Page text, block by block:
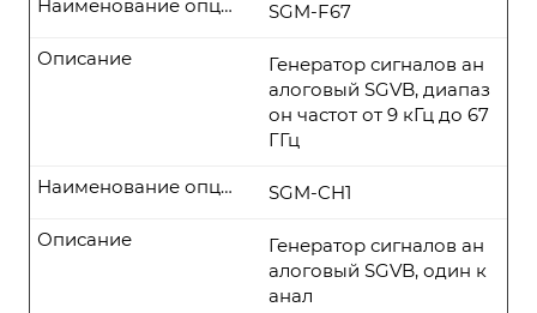
SGM-F67
Наименование опции
Генератор сигналов ан
алоговый SGVB, диапаз
он частот от 9 кГц до 67
ГГц
Описание
SGM-CH1
Наименование опции
Генератор сигналов ан
алоговый SGVB, один к
анал
Описание